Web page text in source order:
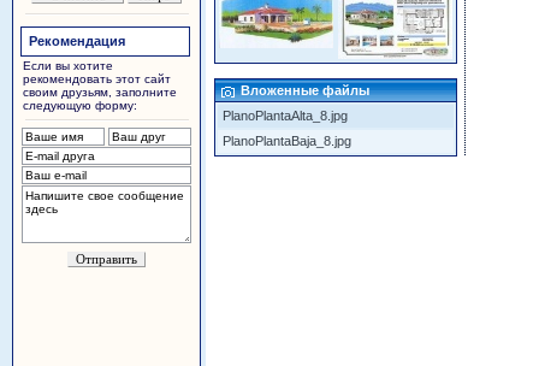
Рекомендация
Если вы хотите
рекомендовать этот сайт
своим друзьям, заполните
следующую форму:
Вложенные файлы
PlanoPlantaAlta_8.jpg
PlanoPlantaBaja_8.jpg